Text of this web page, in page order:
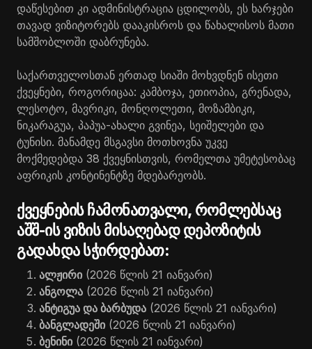
დაწესებით კი ადმინისტრაცია ცდილობს, ეს ხარჯები
თავად ვიზიტორებს დააკისროს და წახალისოს მათი
სამშობლოში დაბრუნება.
საქართველოსთან ერთად სიაში მოხვდნენ ისეთი
ქვეყნები, როგორიცაა: კამბოჯა, ეთიოპია, გრენადა,
ლესოტო, მავრიკი, მონღოლეთი, მოზამბიკი,
ნიკარაგუა, პაპუა-ახალი გვინეა, სეიშელები და
ტუნისი. მანამდე მსგავსი მოთხოვნა უკვე
მოქმედებდა 38 ქვეყნისთვის, რომელთა უმეტესობაც
აფრიკის კონტინენტზე მდებარეობს.
ქვეყნების ჩამონათვალი, რომლებსაც
აშშ-ის ვიზის მისაღებად დეპოზიტის
გადახდა სჭირდებათ:
ალჟირი (2026 წლის 21 იანვარი)
ანგოლა (2026 წლის 21 იანვარი)
ანტიგუა და ბარბუდა (2026 წლის 21 იანვარი)
ბანგლადეში (2026 წლის 21 იანვარი)
ბენინი (2026 წლის 21 იანვარი)